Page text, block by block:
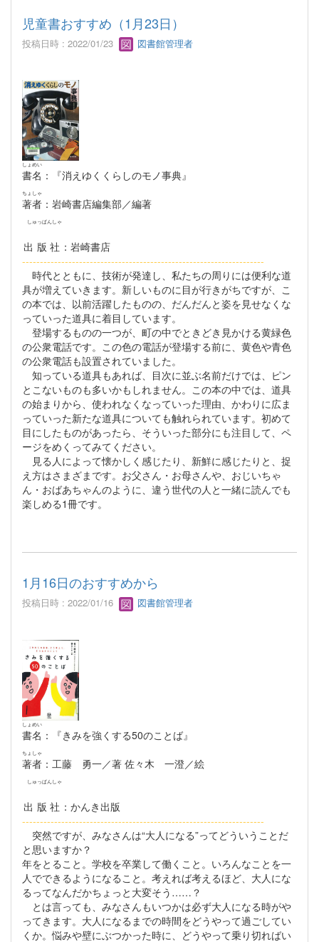
児童書おすすめ（1月23日）
投稿日時 : 2022/01/23 図書館管理者
書名
しょめい
：『消えゆくくらしのモノ事典』
著者
ちょしゃ
：岩崎書店編集部／編著
出版社
しゅっぱんしゃ
：岩崎書店
--------------------------------------------------------------------
時代とともに、技術が発達し、私たちの周りには便利な道
具が増えていきます。新しいものに目が行きがちですが、こ
の本では、以前活躍したものの、だんだんと姿を見せなくな
登場するものの一つが、町の中でときどき見かける黄緑色
の公衆電話です。この色の電話が登場する前に、黄色や青色
の公衆電話も設置されていました。
知っている道具もあれば、目次に並ぶ名前だけでは、ピン
とこないものも多いかもしれません。この本の中では、道具
の始まりから、使われなくなっていった理由、かわりに広ま
っていった新たな道具についても触れられています。初めて
目にしたものがあったら、そういった部分にも注目して、ペ
ージをめくってみてください。
見る人によって懐かしく感じたり、新鮮に感じたりと、捉
え方はさまざまです。お父さん・お母さんや、おじいちゃ
ん・おばあちゃんのように、違う世代の人と一緒に読んでも
楽しめる1冊です。
1月16日のおすすめから
投稿日時 : 2022/01/16 図書館管理者
書名
しょめい
：『きみを強くする50のことば』
著者
ちょしゃ
：工藤 勇一／著 佐々木 一澄／絵
出版社
しゅっぱんしゃ
：かんき出版
--------------------------------------------------------------------
突然ですが、みなさんは“大人になる”ってどういうことだ
と思いますか？
年をとること。学校を卒業して働くこと。いろんなことを一
人でできるようになること。考えれば考えるほど、大人にな
るってなんだかちょっと大変そう……？
とは言っても、みなさんもいつかは必ず大人になる時がや
ってきます。大人になるまでの時間をどうやって過ごしてい
くか。悩みや壁にぶつかった時に、どうやって乗り切ればい